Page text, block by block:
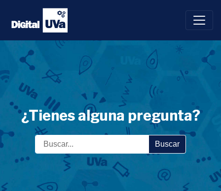
Saltar
contenido
¿Tienes alguna pregunta?
Buscar